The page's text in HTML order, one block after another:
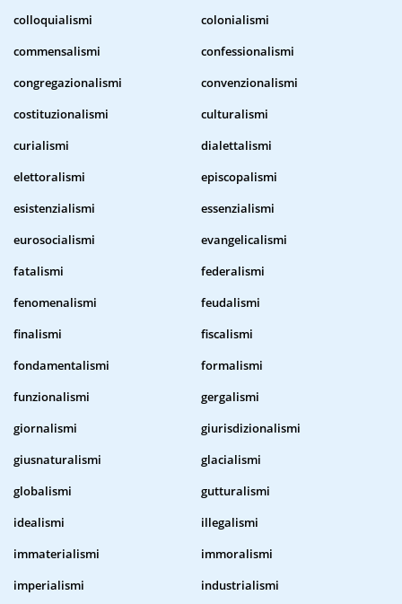
colloquialismi
colonialismi
commensalismi
confessionalismi
congregazionalismi
convenzionalismi
costituzionalismi
culturalismi
curialismi
dialettalismi
elettoralismi
episcopalismi
esistenzialismi
essenzialismi
eurosocialismi
evangelicalismi
fatalismi
federalismi
fenomenalismi
feudalismi
finalismi
fiscalismi
fondamentalismi
formalismi
funzionalismi
gergalismi
giornalismi
giurisdizionalismi
giusnaturalismi
glacialismi
globalismi
gutturalismi
idealismi
illegalismi
immaterialismi
immoralismi
imperialismi
industrialismi